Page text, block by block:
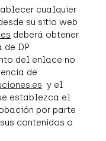
cualquier
su sitio web
deberá obtener
DP
del enlace no
de
y el
establezca el
por parte
contenidos o